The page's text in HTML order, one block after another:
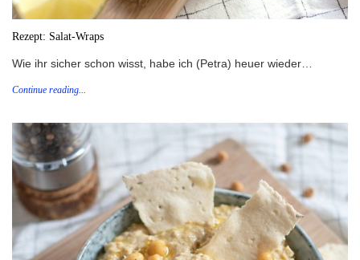
Rezept: Salat-Wraps
Wie ihr sicher schon wisst, habe ich (Petra) heuer wieder…
Continue reading...